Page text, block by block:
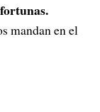
mandan en el